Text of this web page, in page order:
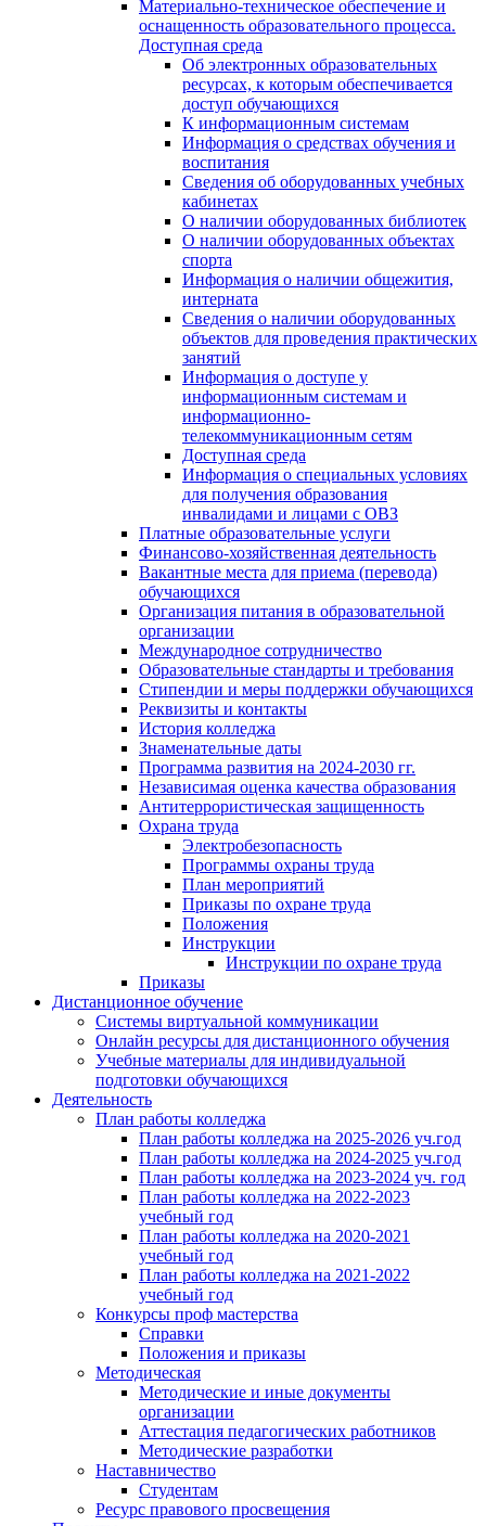
Материально-техническое обеспечение и
оснащенность образовательного процесса.
Доступная среда
Об электронных образовательных
ресурсах, к которым обеспечивается
доступ обучающихся
К информационным системам
Информация о средствах обучения и
воспитания
Сведения об оборудованных учебных
кабинетах
О наличии оборудованных библиотек
О наличии оборудованных объектах
спорта
Информация о наличии общежития,
интерната
Сведения о наличии оборудованных
объектов для проведения практических
занятий
Информация о доступе у
информационным системам и
информационно-
телекоммуникационным сетям
Доступная среда
Информация о специальных условиях
для получения образования
инвалидами и лицами с ОВЗ
Платные образовательные услуги
Финансово-хозяйственная деятельность
Вакантные места для приема (перевода)
обучающихся
Организация питания в образовательной
организации
Международное сотрудничество
Образовательные стандарты и требования
Стипендии и меры поддержки обучающихся
Реквизиты и контакты
История колледжа
Знаменательные даты
Программа развития на 2024-2030 гг.
Независимая оценка качества образования
Антитеррористическая защищенность
Охрана труда
Электробезопасность
Программы охраны труда
План мероприятий
Приказы по охране труда
Положения
Инструкции
Инструкции по охране труда
Приказы
Дистанционное обучение
Системы виртуальной коммуникации
Онлайн ресурсы для дистанционного обучения
Учебные материалы для индивидуальной
подготовки обучающихся
Деятельность
План работы колледжа
План работы колледжа на 2025-2026 уч.год
План работы колледжа на 2024-2025 уч.год
План работы колледжа на 2023-2024 уч. год
План работы колледжа на 2022-2023
учебный год
План работы колледжа на 2020-2021
учебный год
План работы колледжа на 2021-2022
учебный год
Конкурсы проф мастерства
Справки
Положения и приказы
Методическая
Методические и иные документы
организации
Аттестация педагогических работников
Методические разработки
Наставничество
Студентам
Ресурс правового просвещения